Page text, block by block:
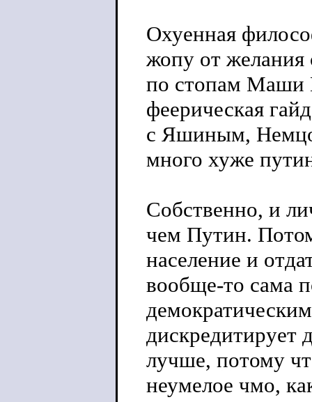
Охуенная
жопу от желания
по стопам Маши
феерическая
с Яшиным,
много хуже
Собственно, и
чем Путин.
население и
вообще-то сама
дискредитирует
лучше, потому
неумелое чмо,